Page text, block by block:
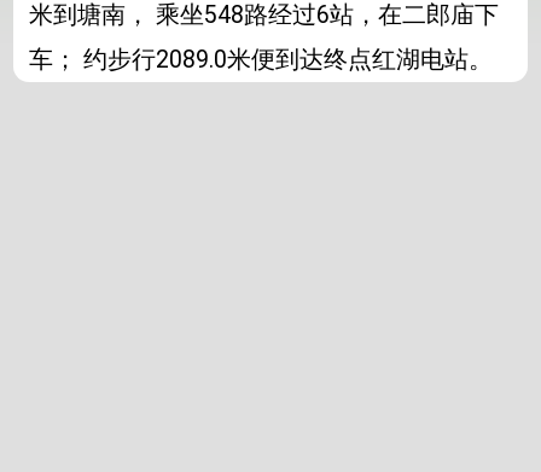
米到塘南， 乘坐548路经过6站，在二郎庙下
车； 约步行2089.0米便到达终点红湖电站。